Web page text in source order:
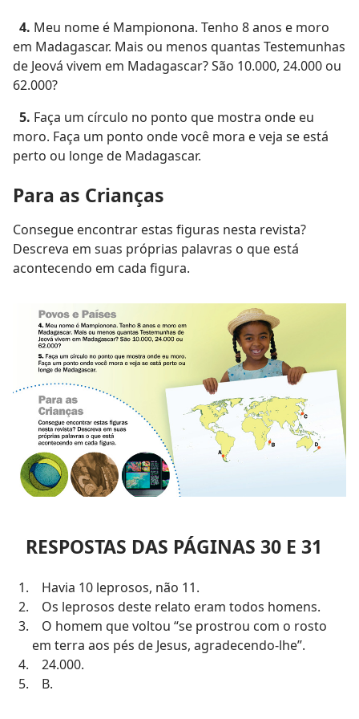
4. Meu nome é Mampionona. Tenho 8 anos e moro
em Madagascar. Mais ou menos quantas Testemunhas
de Jeová vivem em Madagascar? São 10.000, 24.000 ou
62.000?
5. Faça um círculo no ponto que mostra onde eu
moro. Faça um ponto onde você mora e veja se está
perto ou longe de Madagascar.
Para as Crianças
Consegue encontrar estas figuras nesta revista?
Descreva em suas próprias palavras o que está
acontecendo em cada figura.
RESPOSTAS DAS PÁGINAS 30 E 31
Havia 10 leprosos, não 11.
Os leprosos deste relato eram todos homens.
O homem que voltou “se prostrou com o rosto
em terra aos pés de Jesus, agradecendo-lhe”.
24.000.
B.